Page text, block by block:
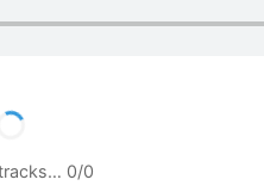
0/0